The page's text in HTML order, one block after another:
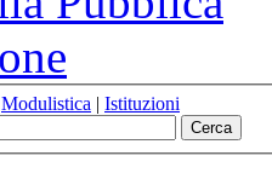
Modulistica | Istituzioni